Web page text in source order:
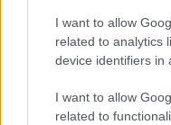
I want to allow
related to analytics
device identifiers in
I want to allow
related to